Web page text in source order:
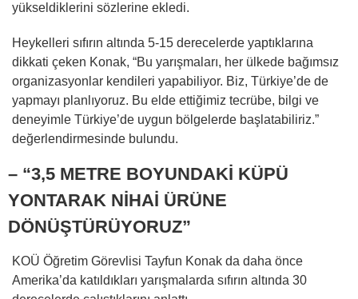
yükseldiklerini sözlerine ekledi.
Heykelleri sıfırın altında 5-15 derecelerde yaptıklarına
dikkati çeken Konak, “Bu yarışmaları, her ülkede bağımsız
organizasyonlar kendileri yapabiliyor. Biz, Türkiye’de de
yapmayı planlıyoruz. Bu elde ettiğimiz tecrübe, bilgi ve
deneyimle Türkiye’de uygun bölgelerde başlatabiliriz.”
değerlendirmesinde bulundu.
– “3,5 METRE BOYUNDAKİ KÜPÜ
YONTARAK NİHAİ ÜRÜNE
DÖNÜŞTÜRÜYORUZ”
KOÜ Öğretim Görevlisi Tayfun Konak da daha önce
Amerika’da katıldıkları yarışmalarda sıfırın altında 30